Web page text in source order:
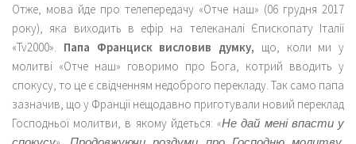
Отже, мова йде про телепередачу «Отче наш» (06 грудня 2017
року), яка виходить в ефір на телеканалі Єпископату Італії
«Tv2000». Папа Франциск висловив думку, що, коли ми у
молитві «Отче наш» говоримо про Бога, котрий вводить у
спокусу, то це є свідченням недоброго перекладу. Так само папа
зазначив, що у Франції нещодавно приготували новий переклад
Господньої молитви, в якому йдеться:«Не дай мені впасти у